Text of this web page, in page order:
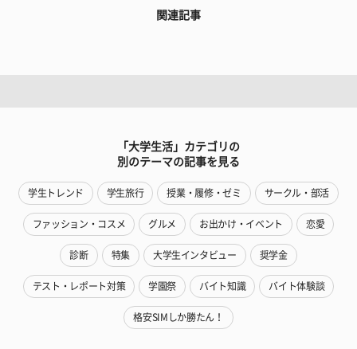
関連記事
「大学生活」カテゴリの
別のテーマの記事を見る
学生トレンド 学生旅行 授業・履修・ゼミ サークル・部活
ファッション・コスメ グルメ お出かけ・イベント 恋愛
診断 特集 大学生インタビュー 奨学金
テスト・レポート対策 学園祭 バイト知識 バイト体験談
格安SIMしか勝たん！